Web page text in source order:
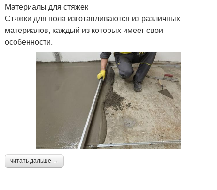
Материалы для стяжек
Стяжки для пола изготавливаются из различных
материалов, каждый из которых имеет свои
особенности.
читать дальше →